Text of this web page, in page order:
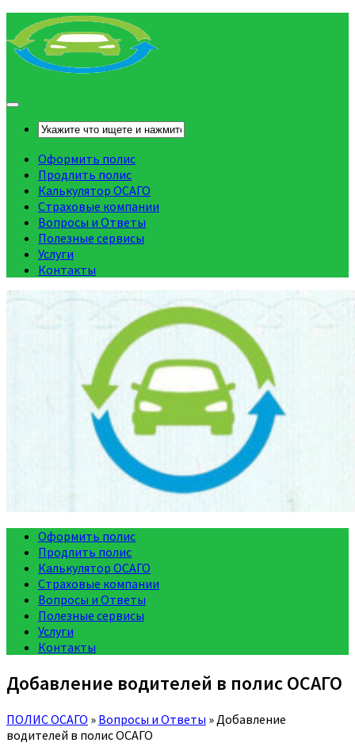
Оформить полис
Продлить полис
Калькулятор ОСАГО
Страховые компании
Вопросы и Ответы
Полезные сервисы
Услуги
Контакты
Оформить полис
Продлить полис
Калькулятор ОСАГО
Страховые компании
Вопросы и Ответы
Полезные сервисы
Услуги
Контакты
Добавление водителей в полис ОСАГО
ПОЛИС ОСАГО » Вопросы и Ответы » Добавление
водителей в полис ОСАГО